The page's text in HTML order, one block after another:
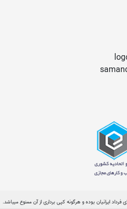
ایرانیان بوده و هرگونه کپی برداری از آن ممنوع میباشد.